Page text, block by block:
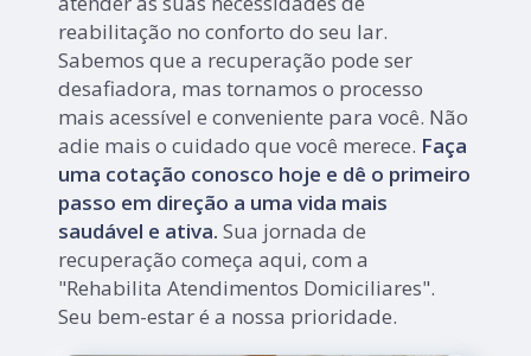
reabilitação no conforto do seu lar.
Sabemos que a recuperação pode ser
desafiadora, mas tornamos o processo
mais acessível e conveniente para você. Não
adie mais o cuidado que você merece. Faça
uma cotação conosco hoje e dê o primeiro
passo em direção a uma vida mais
saudável e ativa. Sua jornada de
recuperação começa aqui, com a
"Rehabilita Atendimentos Domiciliares".
Seu bem-estar é a nossa prioridade.